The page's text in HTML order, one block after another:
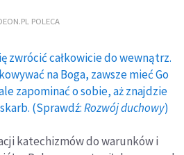
POLECA
zwrócić całkowicie do wewnątrz.
na Boga, zawsze mieć Go
zapominać o sobie, aż znajdzie
(Sprawdź:Rozwój duchowy)
katechizmów do warunków i